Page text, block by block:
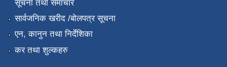
सूचना तथा समाचार
सार्वजनिक खरीद /बोलपत्र सूचना
एन, कानुन तथा निर्देशिका
कर तथा शुल्कहरु